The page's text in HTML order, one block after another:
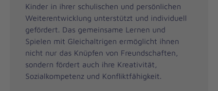
Kinder in ihrer schulischen und persönlichen
Weiterentwicklung unterstützt und individuell
gefördert. Das gemeinsame Lernen und
Spielen mit Gleichaltrigen ermöglicht ihnen
nicht nur das Knüpfen von Freundschaften,
sondern fördert auch ihre Kreativität,
Sozialkompetenz und Konfliktfähigkeit.